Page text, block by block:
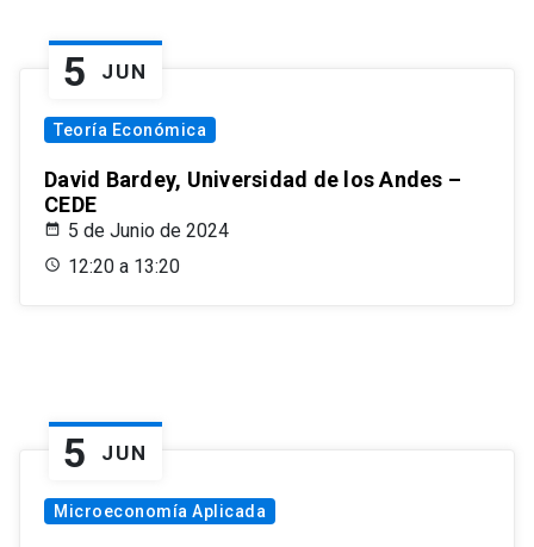
5 JUN
Teoría Económica
David Bardey, Universidad de los Andes –
CEDE
5 de Junio de 2024
12:20 a 13:20
5 JUN
Microeconomía Aplicada